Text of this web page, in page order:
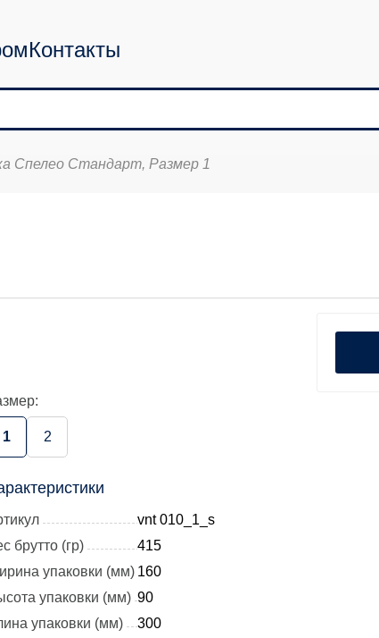
Контакты
Спелео Стандарт, Размер 1
1 2
vnt 010_1_s
брутто (гр)
415
упаковки (мм) 160
упаковки (мм) 90
упаковки (мм)
300